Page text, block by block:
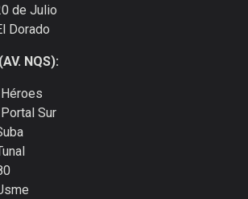
de Julio
Dorado
NQS):
Sur